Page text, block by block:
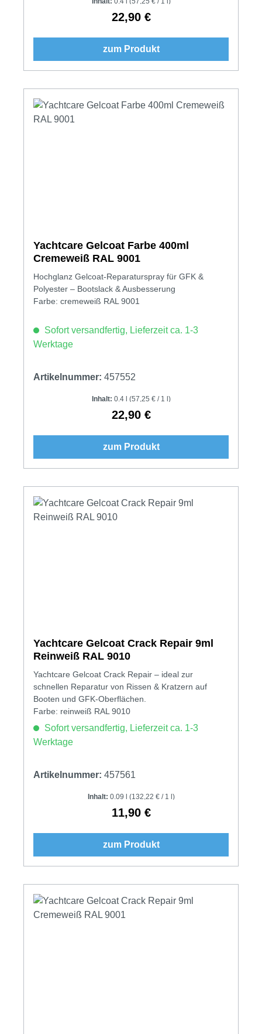
Regulärer Preis:
22,90 €
zum Produkt
Yachtcare Gelcoat Farbe 400ml
Cremeweiß RAL 9001
Hochglanz Gelcoat-Reparaturspray für GFK &
Polyester – Bootslack & Ausbesserung
Farbe: cremeweiß RAL 9001
Sofort versandfertig, Lieferzeit ca. 1-3
Werktage
Artikelnummer: 457552
Inhalt: 0.4 l (57,25 € / 1 l)
Regulärer Preis:
22,90 €
zum Produkt
Yachtcare Gelcoat Crack Repair 9ml
Reinweiß RAL 9010
Yachtcare Gelcoat Crack Repair – ideal zur
schnellen Reparatur von Rissen & Kratzern auf
Booten und GFK-Oberflächen.
Farbe: reinweiß RAL 9010
Sofort versandfertig, Lieferzeit ca. 1-3
Werktage
Artikelnummer: 457561
Inhalt: 0.09 l (132,22 € / 1 l)
Regulärer Preis:
11,90 €
zum Produkt